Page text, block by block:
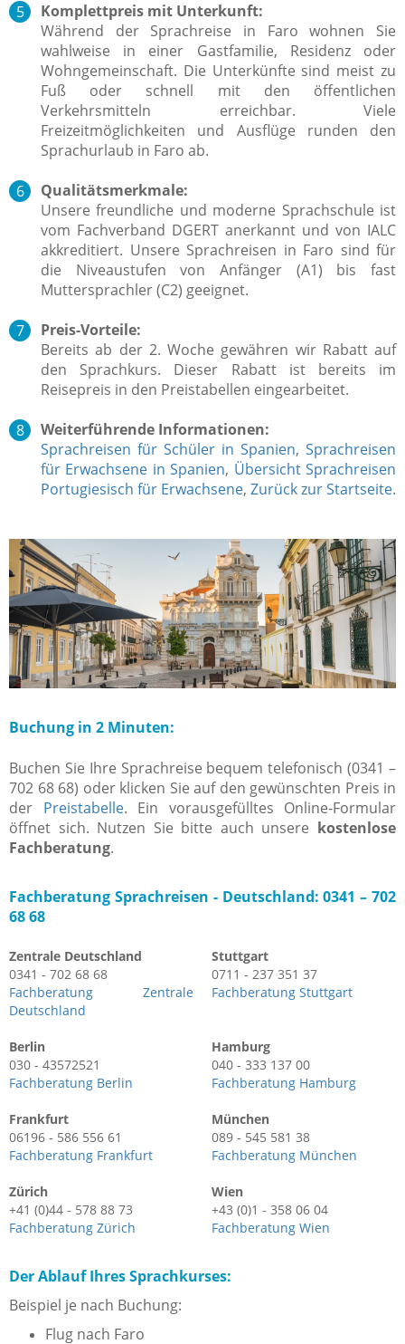
Komplettpreis mit Unterkunft:
Während der Sprachreise in Faro wohnen Sie
wahlweise in einer Gastfamilie, Residenz oder
Wohngemeinschaft. Die Unterkünfte sind meist zu
Fuß oder schnell mit den öffentlichen
Verkehrsmitteln erreichbar. Viele
Freizeitmöglichkeiten und Ausflüge runden den
Sprachurlaub in Faro ab.
Qualitätsmerkmale:
Unsere freundliche und moderne Sprachschule ist
vom Fachverband DGERT anerkannt und von IALC
akkreditiert. Unsere Sprachreisen in Faro sind für
die Niveaustufen von Anfänger (A1) bis fast
Muttersprachler (C2) geeignet.
Preis-Vorteile:
Bereits ab der 2. Woche gewähren wir Rabatt auf
den Sprachkurs. Dieser Rabatt ist bereits im
Reisepreis in den Preistabellen eingearbeitet.
Weiterführende Informationen:
Sprachreisen für Schüler in Spanien, Sprachreisen
für Erwachsene in Spanien, Übersicht Sprachreisen
Portugiesisch für Erwachsene, Zurück zur Startseite.
Buchung in 2 Minuten:
Buchen Sie Ihre Sprachreise bequem telefonisch (0341 –
702 68 68) oder klicken Sie auf den gewünschten Preis in
der Preistabelle. Ein vorausgefülltes Online-Formular
öffnet sich. Nutzen Sie bitte auch unsere kostenlose
Fachberatung.
Fachberatung Sprachreisen - Deutschland: 0341 – 702
68 68
Zentrale Deutschland
0341 - 702 68 68
Fachberatung Zentrale
Deutschland
Stuttgart
0711 - 237 351 37
Fachberatung Stuttgart
Berlin
030 - 43572521
Fachberatung Berlin
Hamburg
040 - 333 137 00
Fachberatung Hamburg
Frankfurt
06196 - 586 556 61
Fachberatung Frankfurt
München
089 - 545 581 38
Fachberatung München
Zürich
+41 (0)44 - 578 88 73
Fachberatung Zürich
Wien
+43 (0)1 - 358 06 04
Fachberatung Wien
Der Ablauf Ihres Sprachkurses:
Beispiel je nach Buchung:
Flug nach Faro